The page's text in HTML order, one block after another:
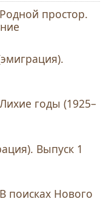
простор.
годы (1925–
Выпуск 1
поисках Нового